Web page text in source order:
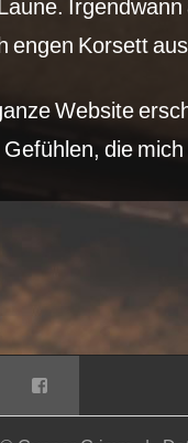
engen Korsett
Website
die
Facebook